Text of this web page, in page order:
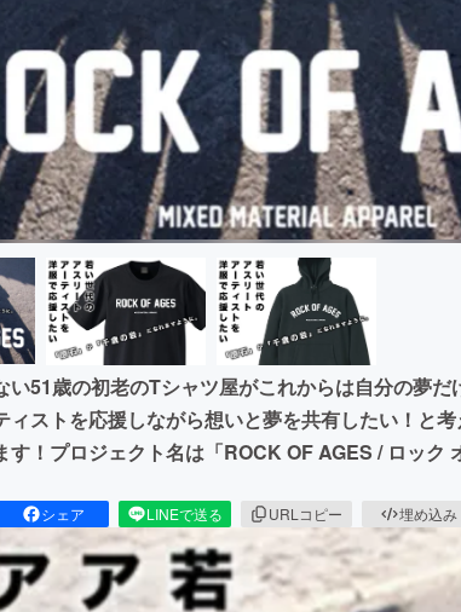
い51歳の初老のTシャツ屋がこれからは自分の夢だ
ィストを応援しながら想いと夢を共有したい！と
す！プロジェクト名は「ROCK OF AGES / ロック
シェア LINEで送る URLコピー 埋め込み